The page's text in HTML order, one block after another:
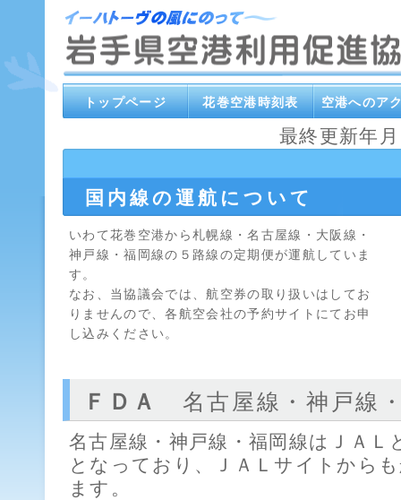
最終更新年
国内線の運航について
いわて花巻空港から札幌線・名古屋線・大阪線・
神戸線・福岡線の５路線の定期便が運航していま
す。
なお、当協議会では、航空券の取り扱いはしてお
りませんので、各航空会社の予約サイトにてお申
し込みください。
ＦＤＡ 名古屋線・神戸線
名古屋線・神戸線・福岡線はＪＡ
となっており、ＪＡＬサイトから
ます。
トップページ 花巻空港時刻表 空港へのア